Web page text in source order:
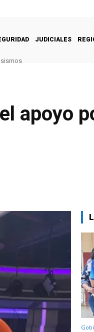
JUDICIALES
sismos
apoyo